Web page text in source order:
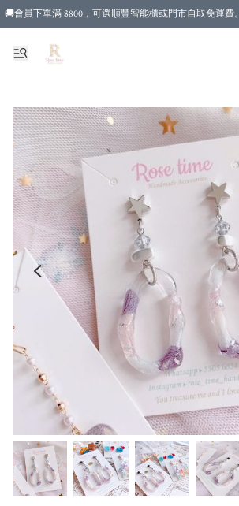
🚚會員下單滿 $800，可選順豐智能櫃或門市自取免運費。